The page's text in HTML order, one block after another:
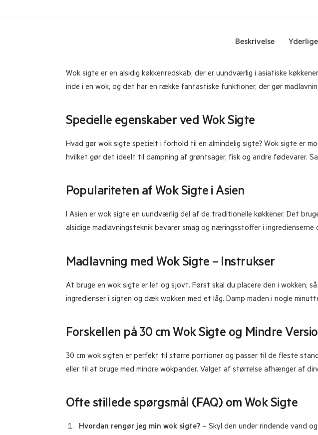
Beskrivelse
Wok sigte er en alsidig køkkenredskab, der er uundværlig i asiatiske
inde i en wok, og det har en række fantastiske funktioner, der gør
Specielle egenskaber ved Wok Sigte
Hvad gør wok sigte specielt i forhold til en almindelig sigte? Wok sigte er
hvilket gør det ideelt til dampning af grøntsager, fisk og andre fødevarer.
Populariteten af Wok Sigte i Asien
I Asien er wok sigte en uundværlig del af de traditionelle køkkener. Det
alsidige madlavningsteknik bevarer smag og næringsstoffer i
Madlavning med Wok Sigte – Instrukser
At bruge en wok sigte er let og sjovt. Først skal du placere den i wokken,
ingredienser i sigten og dæk wokken med et låg. Damp maden i nogle
Forskellen på 30 cm Wok Sigte og Mindre
30 cm wok sigten er perfekt til større portioner og passer til de fleste
eller til at bruge med mindre wokpander. Valget af størrelse afhænger af
Ofte stillede spørgsmål (FAQ) om Wok Sigte
Hvordan rengør jeg min wok sigte?– Skyl den under rindende vand